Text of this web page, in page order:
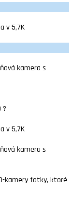
v 5,7K
kamera s
?
v 5,7K
kamera s
kamery fotky, ktoré